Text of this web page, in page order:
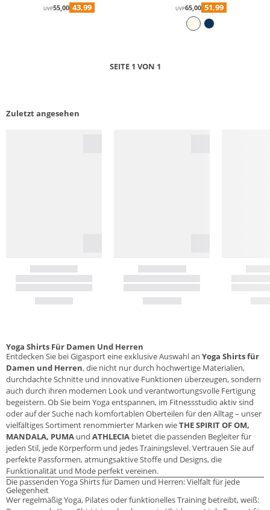
UVP55,00 43,99 UVP65,00 51,99
SEITE 1 VON 1
Zuletzt angesehen
Yoga Shirts Für Damen Und Herren
Entdecken Sie bei Gigasport eine exklusive Auswahl an Yoga Shirts für
Damen und Herren, die nicht nur durch hochwertige Materialien,
durchdachte Schnitte und innovative Funktionen überzeugen, sondern
auch durch ihren modernen Look und verantwortungsvolle Fertigung
begeistern. Ob Sie beim Yoga entspannen, im Fitnessstudio aktiv sind
oder auf der Suche nach komfortablen Oberteilen für den Alltag – unser
vielfältiges Sortiment renommierter Marken wieTHE SPIRIT OF OM,
MANDALA, PUMA und ATHLECIA bietet die passenden Begleiter für
jeden Stil, jede Körperform und jedes Trainingslevel. Vertrauen Sie auf
perfekte Passformen, atmungsaktive Stoffe und Designs, die
Funktionalität und Mode perfekt vereinen.
Die passenden Yoga Shirts für Damen und Herren: Vielfalt für jede
Gelegenheit
Wer regelmäßig Yoga, Pilates oder funktionelles Training betreibt, weiß: